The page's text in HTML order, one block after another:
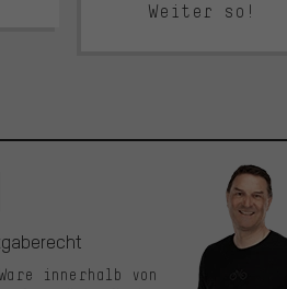
Weiter so!
innerhalb von